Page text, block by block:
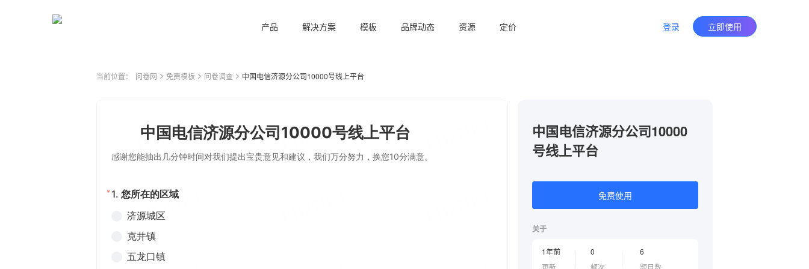
产品 解决方案 模板 品牌动态 资源 定价 登录 立即使用
当前位置： 问卷网 免费模板 问卷调查 中国电信济源分公司10000号线上平台
中国电信济源分公司10000
号线上平台
免费使用
关于
1年前
更新
0
频次
6
题目数